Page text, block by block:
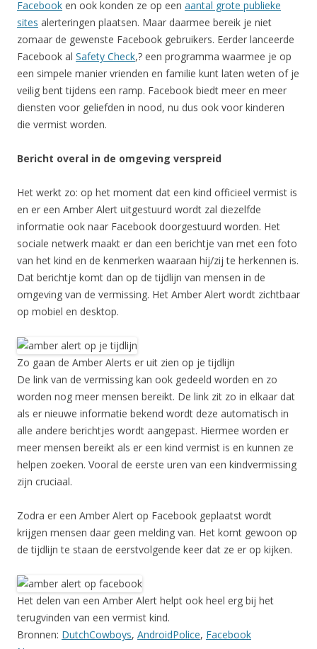
Facebook en ook konden ze op een aantal grote publieke
sites alerteringen plaatsen. Maar daarmee bereik je niet
zomaar de gewenste Facebook gebruikers. Eerder lanceerde
Facebook al Safety Check,? een programma waarmee je op
een simpele manier vrienden en familie kunt laten weten of je
veilig bent tijdens een ramp. Facebook biedt meer en meer
diensten voor geliefden in nood, nu dus ook voor kinderen
die vermist worden.
Bericht overal in de omgeving verspreid
Het werkt zo: op het moment dat een kind officieel vermist is
en er een Amber Alert uitgestuurd wordt zal diezelfde
informatie ook naar Facebook doorgestuurd worden. Het
sociale netwerk maakt er dan een berichtje van met een foto
van het kind en de kenmerken waaraan hij/zij te herkennen is.
Dat berichtje komt dan op de tijdlijn van mensen in de
omgeving van de vermissing. Het Amber Alert wordt zichtbaar
op mobiel en desktop.
Zo gaan de Amber Alerts er uit zien op je tijdlijn
De link van de vermissing kan ook gedeeld worden en zo
worden nog meer mensen bereikt. De link zit zo in elkaar dat
als er nieuwe informatie bekend wordt deze automatisch in
alle andere berichtjes wordt aangepast. Hiermee worden er
meer mensen bereikt als er een kind vermist is en kunnen ze
helpen zoeken. Vooral de eerste uren van een kindvermissing
zijn cruciaal.
Zodra er een Amber Alert op Facebook geplaatst wordt
krijgen mensen daar geen melding van. Het komt gewoon op
de tijdlijn te staan de eerstvolgende keer dat ze er op kijken.
Het delen van een Amber Alert helpt ook heel erg bij het
terugvinden van een vermist kind.
Bronnen: DutchCowboys, AndroidPolice, Facebook